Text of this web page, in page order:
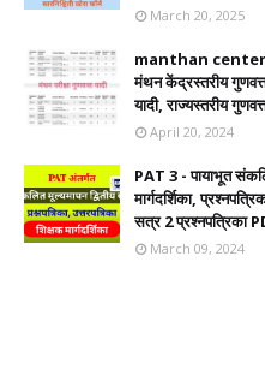
March 20, 2025
manthan
मंथन केंद्रस्तरीय
यादी, राज्यस्तरीय
April 20, 2024
PAT 3 - पायाभूत
मार्गदर्शिका,
सत्र 2 प्रश्नपत्रिका
March 09, 2024